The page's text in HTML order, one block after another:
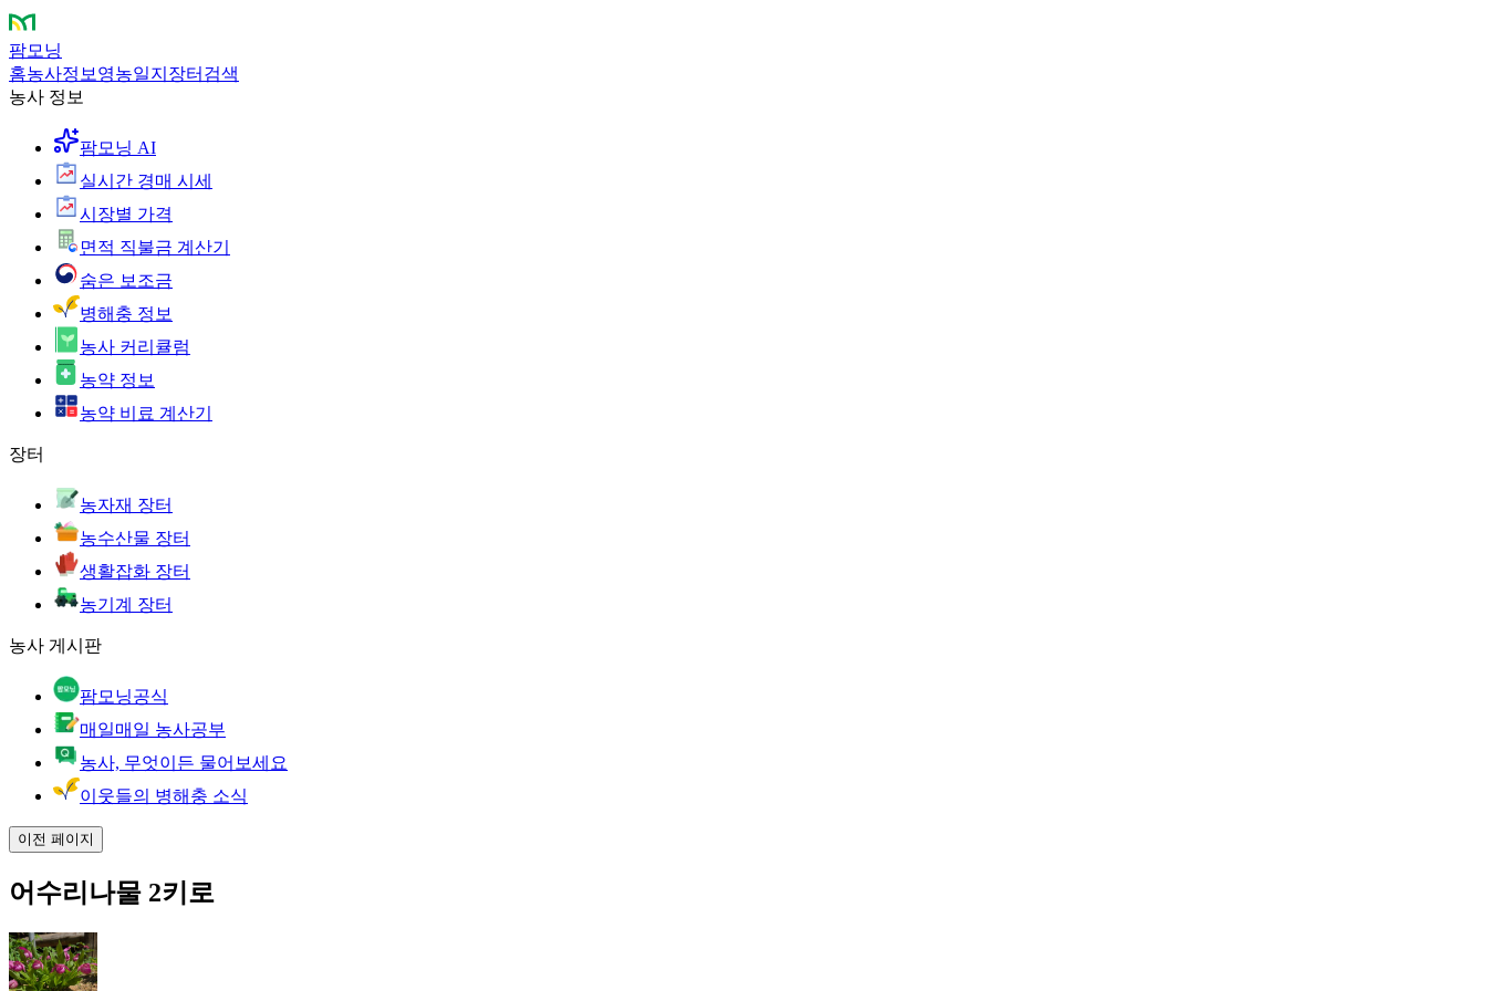
팜모닝
홈농사정보 영농일지 장터 검색
농사 정보
팜모닝 AI
실시간 경매 시세
시장별 가격
면적 직불금 계산기
숨은 보조금
병해충 정보
농사 커리큘럼
농약 정보
농약 비료 계산기
장터
농자재 장터
농수산물 장터
생활잡화 장터
농기계 장터
농사 게시판
팜모닝공식
매일매일 농사공부
농사, 무엇이든 물어보세요
이웃들의 병해충 소식
이전 페이지
어수리나물 2키로